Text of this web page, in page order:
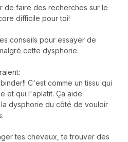
de faire des recherches sur le
difficile pour toi!
conseils pour essayer de
cette dysphorie.
C'est comme un tissu qui
et qui l'aplatit. Ça aide
dysphorie du côté de vouloir
tes cheveux, te trouver des